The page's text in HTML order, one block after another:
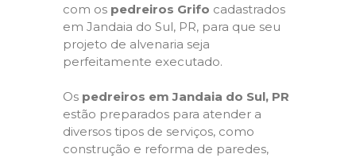
com os pedreiros Grifo cadastrados
em Jandaia do Sul, PR, para que seu
projeto de alvenaria seja
perfeitamente executado.
Os pedreiros em Jandaia do Sul, PR
estão preparados para atender a
diversos tipos de serviços, como
construção e reforma de paredes,